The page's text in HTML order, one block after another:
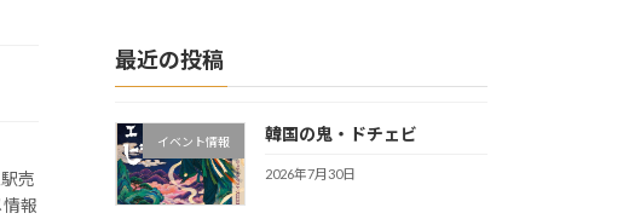
売
報
最近の投稿
イベント情報 韓国の鬼・ドチェビ
2026年7月30日